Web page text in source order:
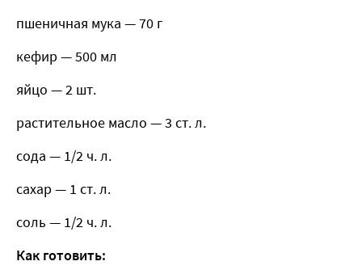
пшеничная мука — 70 г
кефир — 500 мл
яйцо — 2 шт.
растительное масло — 3 ст. л.
сода — 1/2 ч. л.
сахар — 1 ст. л.
соль — 1/2 ч. л.
Как готовить: